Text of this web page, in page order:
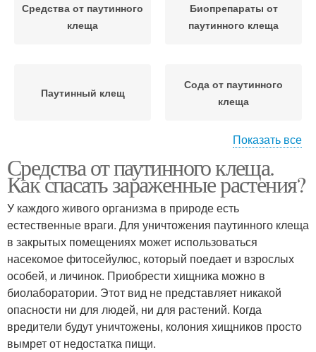
Средства от паутинного
клеща
Биопрепараты от
паутинного клеща
Паутинный клещ
Сода от паутинного
клеща
клеща
паутинного клеща
Зола от паутинного
клеща
Паутинные клещи
Борьба с паутинным
клещом
Препараты от
паутинного клеща
Показать все
Средства от паутинного клеща.
Как спасать зараженные растения?
У каждого живого организма в природе есть
естественные враги. Для уничтожения паутинного клеща
в закрытых помещениях может использоваться
насекомое фитосейулюс, который поедает и взрослых
особей, и личинок. Приобрести хищника можно в
биолаборатории. Этот вид не представляет никакой
опасности ни для людей, ни для растений. Когда
вредители будут уничтожены, колония хищников просто
вымрет от недостатка пищи.